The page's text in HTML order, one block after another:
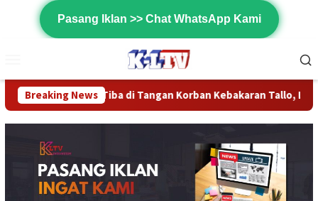
Pasang Iklan >> Chat WhatsApp Kami
Mobile
Breaking News
Tangan Korban Kebakaran Tallo, LMBC dan Denboguard Hadir